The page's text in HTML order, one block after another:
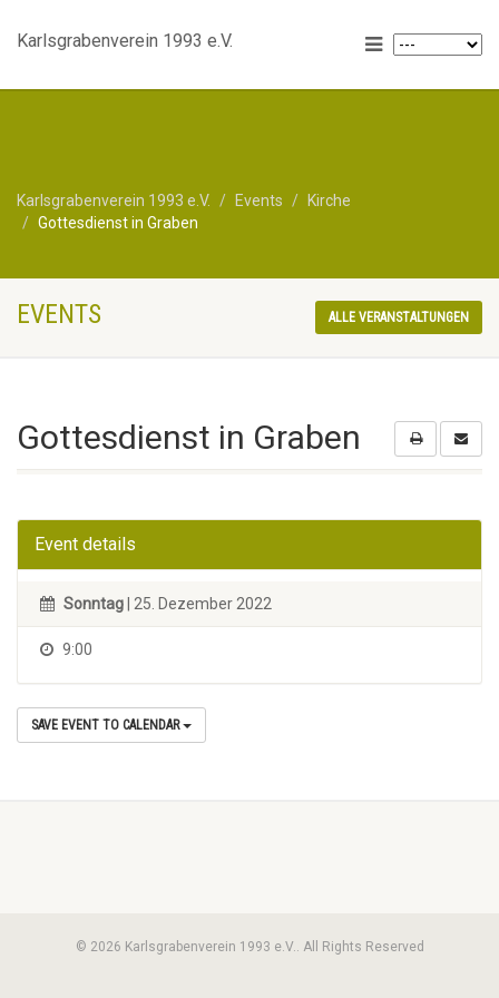
Karlsgrabenverein 1993 e.V.
Karlsgrabenverein 1993 e.V. Events
Kirche
Gottesdienst in Graben
EVENTS ALLE VERANSTALTUNGEN
Gottesdienst in Graben
Event details
Sonntag | 25. Dezember 2022
9:00
SAVE EVENT TO CALENDAR
© 2026 Karlsgrabenverein 1993 e.V.. All Rights Reserved